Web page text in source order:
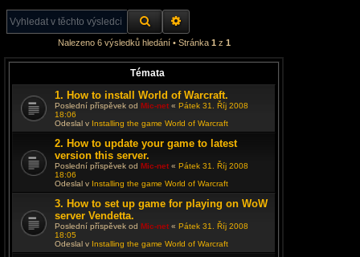
t
HLEDAT
Nalezeno 6 výsledků hledání • Stránka 1 z 1
Témata
1. How to install World of Warcraft.
Poslední příspěvek od Mic-net « Pátek 31. Říj 2008
18:06
Odeslal v Installing the game World of Warcraft
2. How to update your game to latest
version this server.
Poslední příspěvek od Mic-net « Pátek 31. Říj 2008
18:06
Odeslal v Installing the game World of Warcraft
3. How to set up game for playing on WoW
server Vendetta.
Poslední příspěvek od Mic-net « Pátek 31. Říj 2008
18:05
Odeslal v Installing the game World of Warcraft